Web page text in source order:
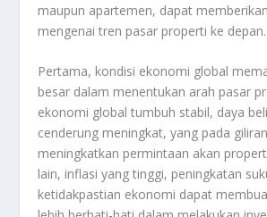
maupun apartemen, dapat
mengenai tren pasar properti ke depan.
Pertama, kondisi ekonomi global
besar dalam menentukan arah pasar
ekonomi global tumbuh stabil, daya
cenderung meningkat, yang pada
meningkatkan permintaan akan
lain, inflasi yang tinggi, peningkatan
ketidakpastian ekonomi dapat